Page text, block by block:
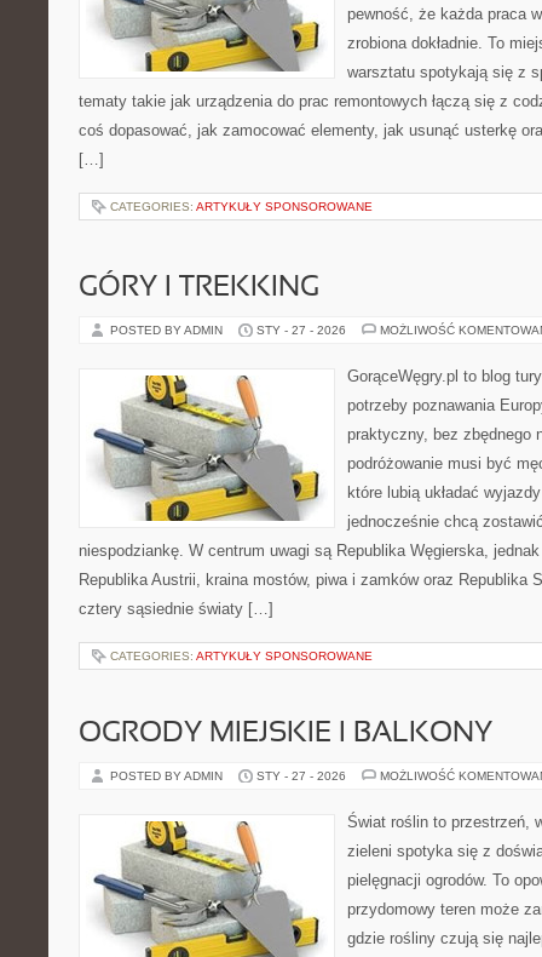
pewność, że każda praca
zrobiona dokładnie. To
warsztatu spotykają się z
tematy takie jak urządzenia do prac remontowych łączą się z
coś dopasować, jak zamocować elementy, jak usunąć usterkę
[…]
CATEGORIES: ARTYKUŁY SPONSOROWANE
GÓRY I TREKKING
POSTED BY ADMIN STY - 27 - 2026 MOŻLIWOŚĆ
GorąceWęgry.pl to blog
potrzeby poznawania
praktyczny, bez zbędnego
podróżowanie musi być
które lubią układać
jednocześnie chcą
niespodziankę. W centrum uwagi są Republika Węgierska,
Republika Austrii, kraina mostów, piwa i zamków oraz Republika
cztery sąsiednie światy […]
CATEGORIES: ARTYKUŁY SPONSOROWANE
OGRODY MIEJSKIE I BALKONY
POSTED BY ADMIN STY - 27 - 2026 MOŻLIWOŚĆ
Świat roślin to przestrzeń,
zieleni spotyka się z
pielęgnacji ogrodów. To
przydomowy teren może
gdzie rośliny czują się